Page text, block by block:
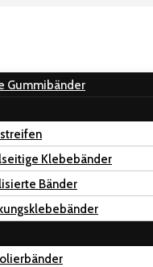
Gummibänder
Klebebänder
Bänder